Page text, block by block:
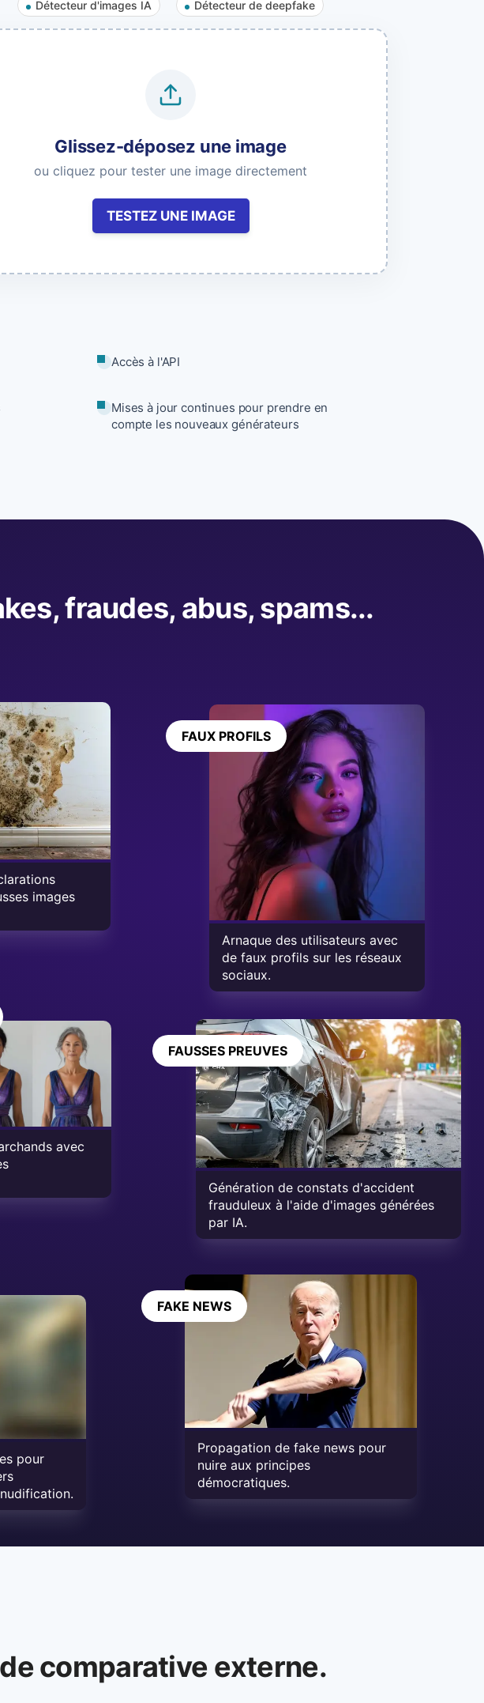
d'images et de vidéos
Obtenir des clés API
Détecteur d'images IA Détecteur de deepfake
Glissez-déposez une image
ou cliquez pour tester une image directement
TESTEZ UNE IMAGE
Accès à l'API
Mises à jour continues pour prendre en
compte les nouveaux générateurs
fraudes, abus, spams...
images
FAUX PROFILS
Arnaque des utilisateurs avec
de faux profils sur les réseaux
sociaux.
avec
FAUSSES PREUVES
Génération de constats d'accident
frauduleux à l'aide d'images générées
par IA.
pour
FAKE NEWS
Propagation de fake news pour
nuire aux principes
démocratiques.
comparative externe.